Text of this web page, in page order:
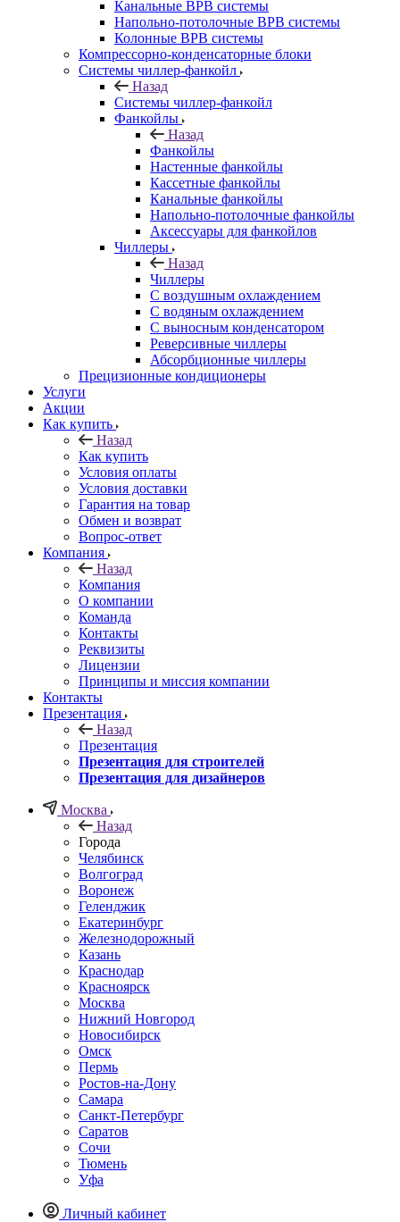
Канальные ВРВ системы
Напольно-потолочные ВРВ системы
Колонные ВРВ системы
Компрессорно-конденсаторные блоки
Системы чиллер-фанкойл
Назад
Системы чиллер-фанкойл
Фанкойлы
Назад
Фанкойлы
Настенные фанкойлы
Кассетные фанкойлы
Канальные фанкойлы
Напольно-потолочные фанкойлы
Аксессуары для фанкойлов
Чиллеры
Назад
Чиллеры
С воздушным охлаждением
С водяным охлаждением
С выносным конденсатором
Реверсивные чиллеры
Абсорбционные чиллеры
Прецизионные кондиционеры
Услуги
Акции
Как купить
Назад
Как купить
Условия оплаты
Условия доставки
Гарантия на товар
Обмен и возврат
Вопрос-ответ
Компания
Назад
Компания
О компании
Команда
Контакты
Реквизиты
Лицензии
Принципы и миссия компании
Контакты
Презентация
Назад
Презентация
Презентация для строителей
Презентация для дизайнеров
Москва
Назад
Города
Челябинск
Волгоград
Воронеж
Геленджик
Екатеринбург
Железнодорожный
Казань
Краснодар
Красноярск
Москва
Нижний Новгород
Новосибирск
Омск
Пермь
Ростов-на-Дону
Самара
Санкт-Петербург
Саратов
Сочи
Тюмень
Уфа
Личный кабинет